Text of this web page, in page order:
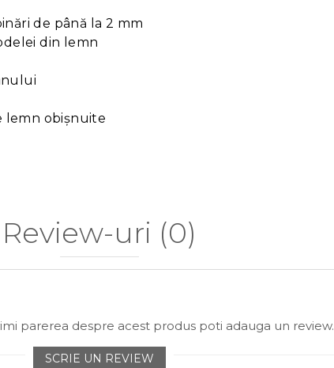
de până la 2 mm
din lemn
lemn obișnuite
Review-uri (0)
parerea despre acest produs poti adauga un review.
SCRIE UN REVIEW